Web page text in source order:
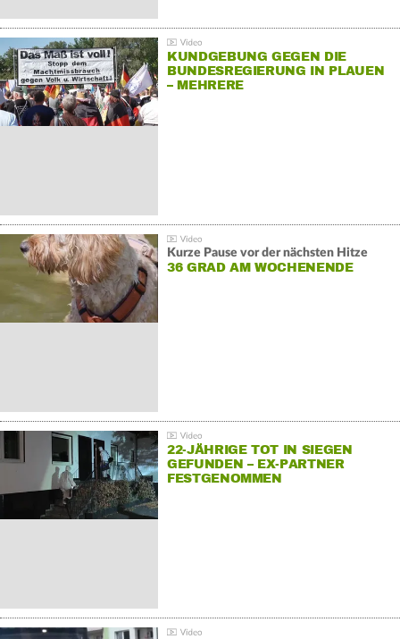
KUNDGEBUNG GEGEN DIE
BUNDESREGIERUNG IN PLAUEN
– MEHRERE
Kurze Pause vor der nächsten Hitze
36 GRAD AM WOCHENENDE
22-JÄHRIGE TOT IN SIEGEN
GEFUNDEN – EX-PARTNER
FESTGENOMMEN